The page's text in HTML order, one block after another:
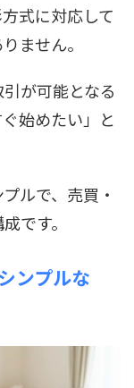
式に対応して
ません。
が可能となる
始めたい」と
ルで、売買・
です。
ンプルな